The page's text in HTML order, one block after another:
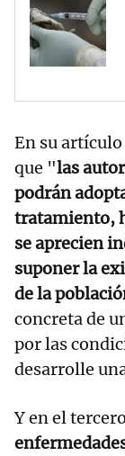
En su
que "las
podrán
tratamiento,
se aprecien
suponer la
de la
concreta de
por las
desarrolle
Y en el